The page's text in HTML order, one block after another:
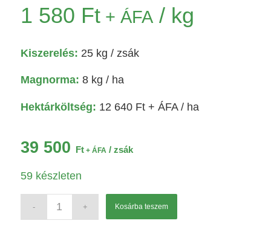
1 580 Ft+ ÁFA/ kg
Kiszerelés: 25 kg / zsák
Magnorma: 8 kg / ha
Hektárköltség: 12 640 Ft+ ÁFA / ha
39 500 Ft+ ÁFA / zsák
59 készleten
Kosárba teszem